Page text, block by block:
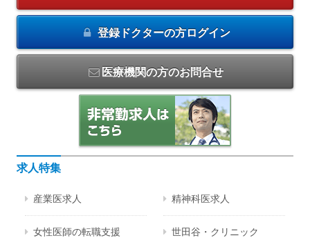
登録ドクターの方ログイン
医療機関の方のお問合せ
求人特集
産業医求人 精神科医求人
女性医師の転職支援 世田谷・クリニック